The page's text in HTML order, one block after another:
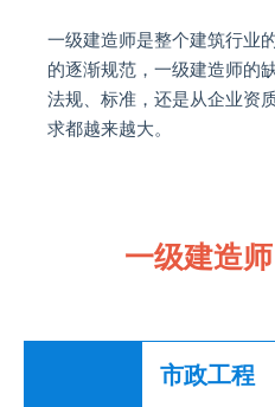
一级建造师是整个建筑行业
的逐渐规范，一级建造师的
法规、标准，还是从企业资
求都越来越大。
一级建造师
市政工程